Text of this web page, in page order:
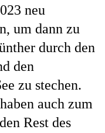
neu
um dann zu
durch den
den
zu stechen.
auch zum
Rest des